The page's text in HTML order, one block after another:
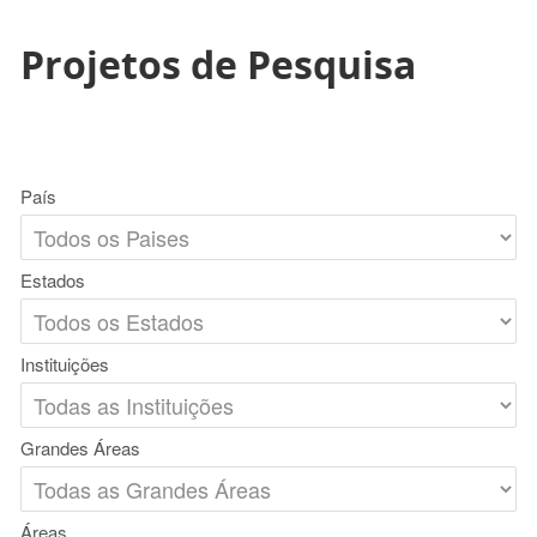
Projetos de Pesquisa
País
Estados
Instituições
Grandes Áreas
Áreas